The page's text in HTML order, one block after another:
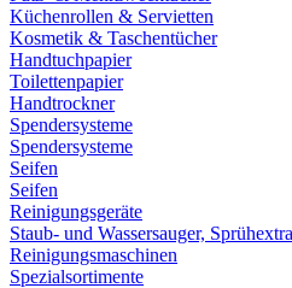
Küchenrollen & Servietten
Kosmetik & Taschentücher
Handtuchpapier
Toilettenpapier
Handtrockner
Spendersysteme
Spendersysteme
Seifen
Seifen
Reinigungsgeräte
Staub- und Wassersauger,
Reinigungsmaschinen
Spezialsortimente